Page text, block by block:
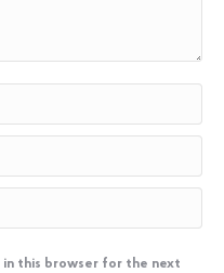
in this browser for the next